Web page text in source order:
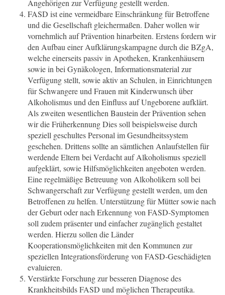
Angehörigen zur Verfügung gestellt werden.
FASD ist eine vermeidbare Einschränkung für Betroffene
und die Gesellschaft gleichermaßen. Daher wollen wir
vornehmlich auf Prävention hinarbeiten. Erstens fordern wir
den Aufbau einer Aufklärungskampagne durch die BZgA,
welche einerseits passiv in Apotheken, Krankenhäusern
sowie in bei Gynäkologen, Informationsmaterial zur
Verfügung stellt, sowie aktiv an Schulen, in Einrichtungen
für Schwangere und Frauen mit Kinderwunsch über
Alkoholismus und den Einfluss auf Ungeborene aufklärt.
Als zweiten wesentlichen Baustein der Prävention sehen
wir die Früherkennung Dies soll beispielsweise durch
speziell geschultes Personal im Gesundheitssystem
geschehen. Drittens sollte an sämtlichen Anlaufstellen für
werdende Eltern bei Verdacht auf Alkoholismus speziell
aufgeklärt, sowie Hilfsmöglichkeiten angeboten werden.
Eine regelmäßige Betreuung von Alkoholikern soll bei
Schwangerschaft zur Verfügung gestellt werden, um den
Betroffenen zu helfen. Unterstützung für Mütter sowie nach
der Geburt oder nach Erkennung von FASD-Symptomen
soll zudem präsenter und einfacher zugänglich gestaltet
werden. Hierzu sollen die Länder
Kooperationsmöglichkeiten mit den Kommunen zur
speziellen Integrationsförderung von FASD-Geschädigten
evaluieren.
Verstärkte Forschung zur besseren Diagnose des
Krankheitsbilds FASD und möglichen Therapeutika.